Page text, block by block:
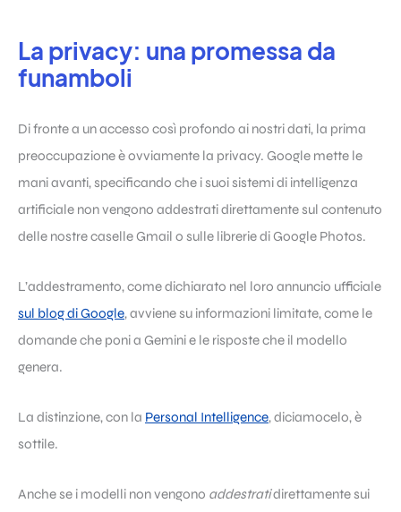
La privacy: una promessa da
funamboli
Di fronte a un accesso così profondo ai nostri dati, la prima
preoccupazione è ovviamente la privacy. Google mette le
mani avanti, specificando che i suoi sistemi di intelligenza
artificiale non vengono addestrati direttamente sul contenuto
delle nostre caselle Gmail o sulle librerie di Google Photos.
L’addestramento, come dichiarato nel loro annuncio ufficiale
sul blog di Google, avviene su informazioni limitate, come le
domande che poni a Gemini e le risposte che il modello
genera.
La distinzione, con la Personal Intelligence, diciamocelo, è
sottile.
Anche se i modelli non vengono addestratidirettamente sui